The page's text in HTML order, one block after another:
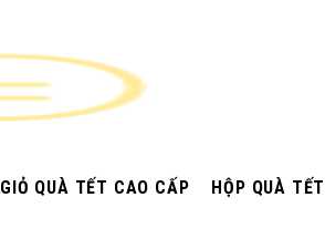
GIỎ QUÀ TẾT CAO CẤP HỘP QUÀ